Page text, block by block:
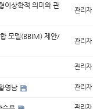
이상학적 의미와 관
관리자
모델(BBIM) 제안/
관리자
관리자
영남 관리자